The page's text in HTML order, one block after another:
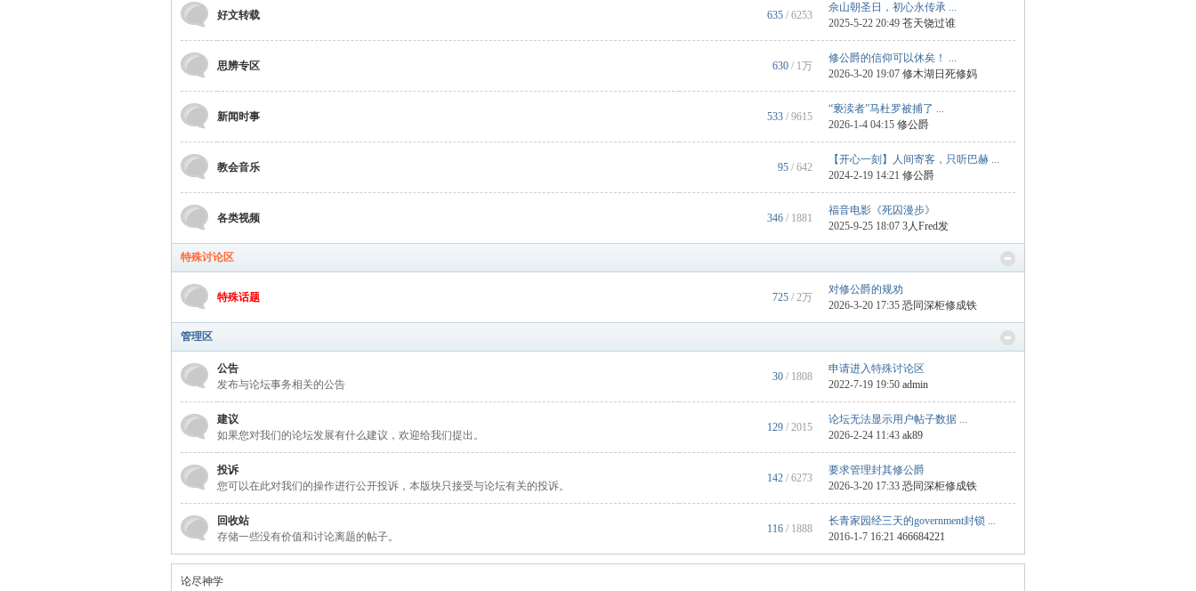
好文转载 635 / 6253
佘山朝圣日，初心永传承 ...
2025-5-22 20:49 苍天饶过谁
思辨专区 630 / 1万
修公爵的信仰可以休矣！ ...
2026-3-20 19:07 修木湖日死修妈
新闻时事 533 / 9615
“亵渎者”马杜罗被捕了 ...
2026-1-4 04:15 修公爵
教会音乐 95 / 642
【开心一刻】人间寄客，只听巴赫 ...
2024-2-19 14:21 修公爵
各类视频 346 / 1881
福音电影《死囚漫步》
2025-9-25 18:07 3人Fred发
特殊讨论区
特殊话题 725 / 2万
对修公爵的规劝
2026-3-20 17:35 恐同深柜修成铁
管理区
公告
发布与论坛事务相关的公告
30 / 1808
申请进入特殊讨论区
2022-7-19 19:50 admin
建议
如果您对我们的论坛发展有什么建议，欢迎给我们提出。
129 / 2015
论坛无法显示用户帖子数据 ...
2026-2-24 11:43 ak89
投诉
您可以在此对我们的操作进行公开投诉，本版块只接受与论坛有关的投诉。
142 / 6273
要求管理封其修公爵
2026-3-20 17:33 恐同深柜修成铁
回收站
存储一些没有价值和讨论离题的帖子。
116 / 1888
长青家园经三天的government封锁 ...
2016-1-7 16:21 466684221
论尽神学